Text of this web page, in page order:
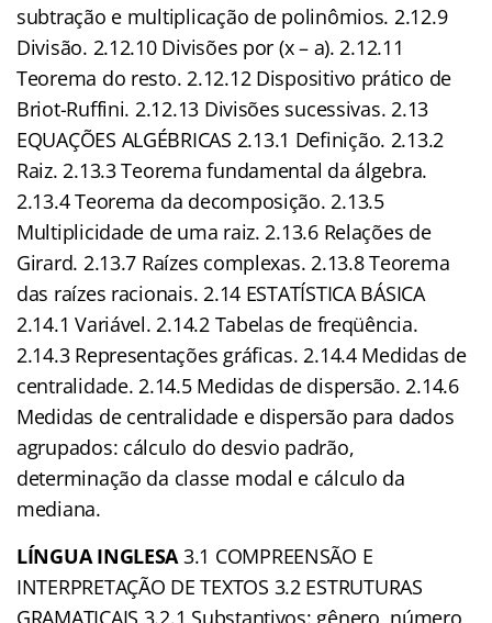
subtração e multiplicação de polinômios. 2.12.9
Divisão. 2.12.10 Divisões por (x – a). 2.12.11
Teorema do resto. 2.12.12 Dispositivo prático de
Briot-Ruffini. 2.12.13 Divisões sucessivas. 2.13
EQUAÇÕES ALGÉBRICAS 2.13.1 Definição. 2.13.2
Raiz. 2.13.3 Teorema fundamental da álgebra.
2.13.4 Teorema da decomposição. 2.13.5
Multiplicidade de uma raiz. 2.13.6 Relações de
Girard. 2.13.7 Raízes complexas. 2.13.8 Teorema
das raízes racionais. 2.14 ESTATÍSTICA BÁSICA
2.14.1 Variável. 2.14.2 Tabelas de freqüência.
2.14.3 Representações gráficas. 2.14.4 Medidas de
centralidade. 2.14.5 Medidas de dispersão. 2.14.6
Medidas de centralidade e dispersão para dados
agrupados: cálculo do desvio padrão,
determinação da classe modal e cálculo da
mediana.
LÍNGUA INGLESA3.1 COMPREENSÃO E
INTERPRETAÇÃO DE TEXTOS 3.2 ESTRUTURAS
GRAMATICAIS 3.2.1 Substantivos: gênero, número,